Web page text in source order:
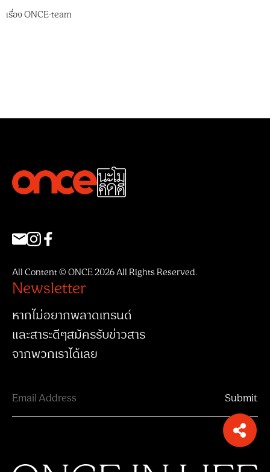
เรื่องONCE-team
All Content © ONCE 2026 All Rights Reserved.
Newsletter
หากไม่อยากพลาดเทรนด์
และสาระดีๆสมัครรับข่าวสาร
จากพวกเราได้เลย